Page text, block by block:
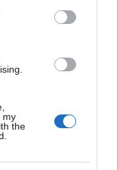
my
the
miliardi nei
è notizia di
5 stelle,
e forbito di
ministro della